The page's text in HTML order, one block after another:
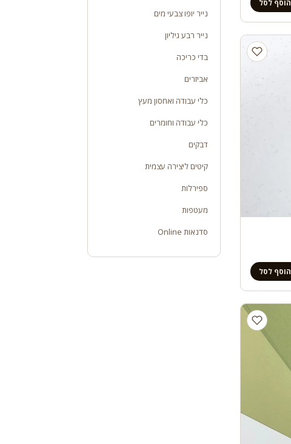
הוסף לסל
הוסף לסל
נייר יופו צבעי מים
נייר רבע גיליון
בדי כריכה
אביזרים
כלי עבודה ואחסון מעץ
כלי עבודה וחומרים
דבקים
קיטים ליצירה עצמית
ספירלות
מעטפות
סדנאות Online